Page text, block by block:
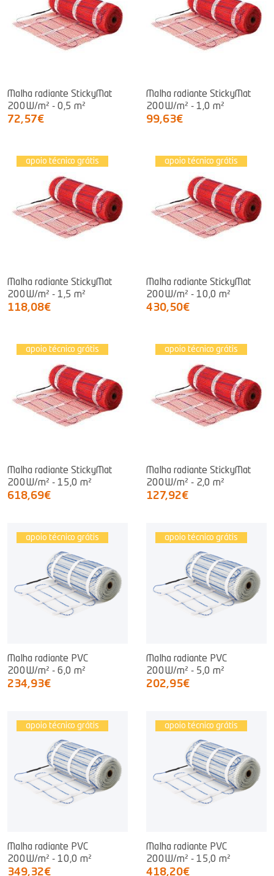
Malha radiante StickyMat
200W/m² - 0,5 m²
72,57€
Malha radiante StickyMat
200W/m² - 1,0 m²
99,63€
apoio técnico grátis
Malha radiante StickyMat
200W/m² - 1,5 m²
118,08€
apoio técnico grátis
Malha radiante StickyMat
200W/m² - 10,0 m²
430,50€
apoio técnico grátis
Malha radiante StickyMat
200W/m² - 15,0 m²
618,69€
apoio técnico grátis
Malha radiante StickyMat
200W/m² - 2,0 m²
127,92€
apoio técnico grátis
Malha radiante PVC
200W/m² - 6,0 m²
234,93€
apoio técnico grátis
Malha radiante PVC
200W/m² - 5,0 m²
202,95€
apoio técnico grátis
Malha radiante PVC
200W/m² - 10,0 m²
349,32€
apoio técnico grátis
Malha radiante PVC
200W/m² - 15,0 m²
418,20€